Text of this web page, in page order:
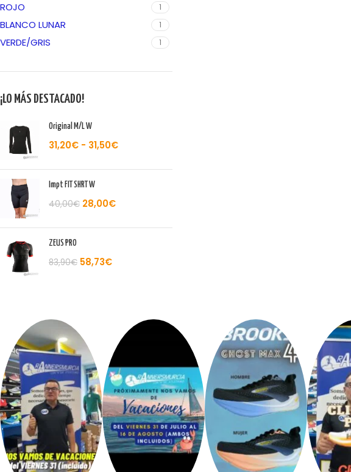
ROJO 1
BLANCO LUNAR 1
VERDE/GRIS 1
¡LO MÁS DESTACADO!
Original M/L W
31,20€ - 31,50€
Impt FIT SHRT W
40,00€ 28,00€
ZEUS PRO
83,90€ 58,73€